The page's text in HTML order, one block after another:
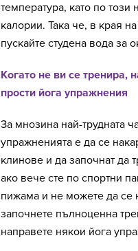
температура, като по този
калории. Така че, в края
пускайте студена вода за
Когато не ви се тренира,
прости йога упражнения
За мнозина най-трудната
упражненията е да се
клинове и да започнат да
ако вече сте по спортни
пижама и не можете да се
започнете пълноценна
направете някои йога